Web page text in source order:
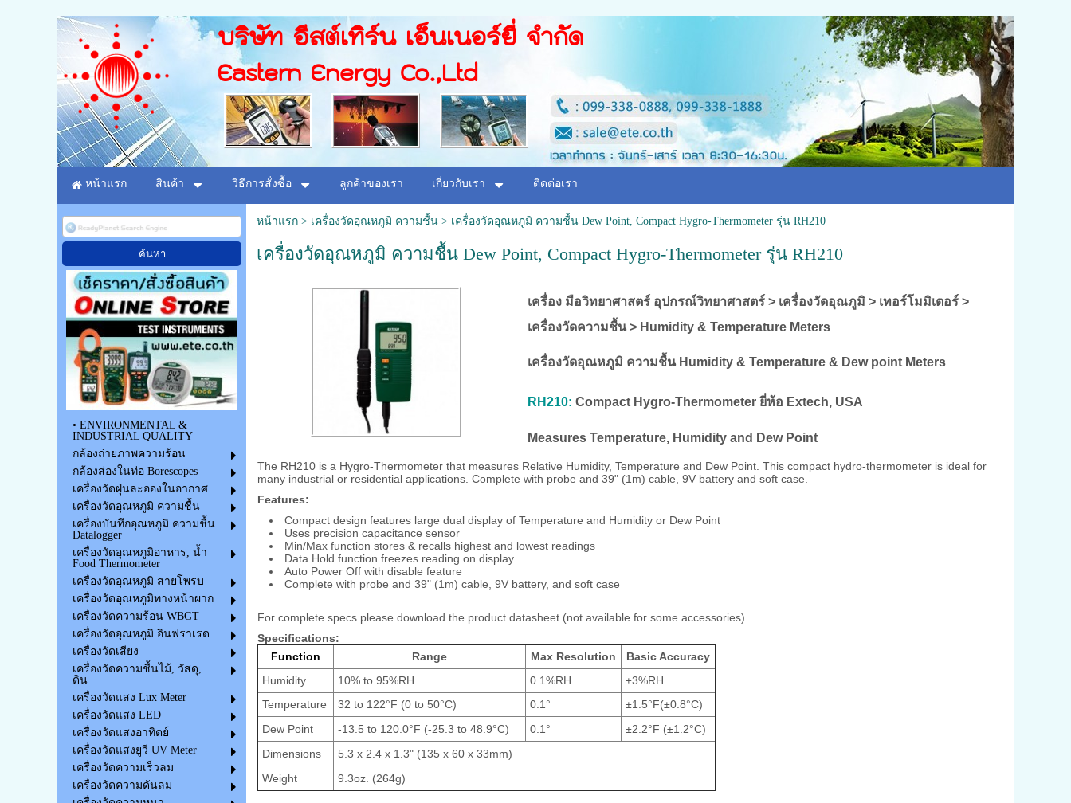
บริษัท อีสต์เทิร์น เอ็นเนอร์ยี่ จำกัด
Eastern Energy Co.,Ltd
หน้าแรก สินค้า วิธีการสั่งซื้อ ลูกค้าของเรา เกี่ยวกับเรา ติดต่อเรา
• ENVIRONMENTAL &
INDUSTRIAL QUALITY
กล้องถ่ายภาพความร้อน
กล้องส่องในท่อ Borescopes
เครื่องวัดฝุ่นละอองในอากาศ
เครื่องวัดอุณหภูมิ ความชื้น
เครื่องบันทึกอุณหภูมิ ความชื้น
Datalogger
เครื่องวัดอุณหภูมิอาหาร, น้ำ
Food Thermometer
เครื่องวัดอุณหภูมิ สายโพรบ
เครื่องวัดอุณหภูมิทางหน้าผาก
เครื่องวัดความร้อน WBGT
เครื่องวัดอุณหภูมิ อินฟราเรด
เครื่องวัดเสียง
เครื่องวัดความชื้นไม้, วัสดุ,
ดิน
เครื่องวัดแสง Lux Meter
เครื่องวัดแสง LED
เครื่องวัดแสงอาทิตย์
เครื่องวัดแสงยูวี UV Meter
เครื่องวัดความเร็วลม
เครื่องวัดความดันลม
หน้าแรก> เครื่องวัดอุณหภูมิ ความชื้น> เครื่องวัดอุณหภูมิ ความชื้น Dew Point, Compact Hygro-Thermometer รุ่น RH210
เครื่องวัดอุณหภูมิ ความชื้น Dew Point, Compact Hygro-Thermometer รุ่น RH210
เครื่อง มือวิทยาศาสตร์ อุปกรณ์วิทยาศาสตร์ > เครื่องวัดอุณภูมิ > เทอร์โมมิเตอร์ >
เครื่องวัดความชื้น > Humidity & Temperature Meters
เครื่องวัดอุณหภูมิ ความชื้น Humidity & Temperature & Dew point Meters
RH210: Compact Hygro-Thermometer ยี่ห้อ Extech, USA
Measures Temperature, Humidity and Dew Point
The RH210 is a Hygro-Thermometer that measures Relative Humidity, Temperature and Dew Point. This compact hydro-thermometer is ideal for
many industrial or residential applications. Complete with probe and 39" (1m) cable, 9V battery and soft case.
Features:
Compact design features large dual display of Temperature and Humidity or Dew Point
Uses precision capacitance sensor
Min/Max function stores & recalls highest and lowest readings
Data Hold function freezes reading on display
Auto Power Off with disable feature
Complete with probe and 39" (1m) cable, 9V battery, and soft case
For complete specs please download the product datasheet (not available for some accessories)
Specifications:
Function
Range Max Resolution
Basic Accuracy
Humidity
10% to 95%RH 0.1%RH
±3%RH
Temperature
32 to 122°F (0 to 50°C) 0.1°
±1.5°F(±0.8°C)
Dew Point
-13.5 to 120.0°F (-25.3 to 48.9°C) 0.1°
±2.2°F (±1.2°C)
Dimensions
5.3 x 2.4 x 1.3" (135 x 60 x 33mm)
Weight
9.3oz. (264g)